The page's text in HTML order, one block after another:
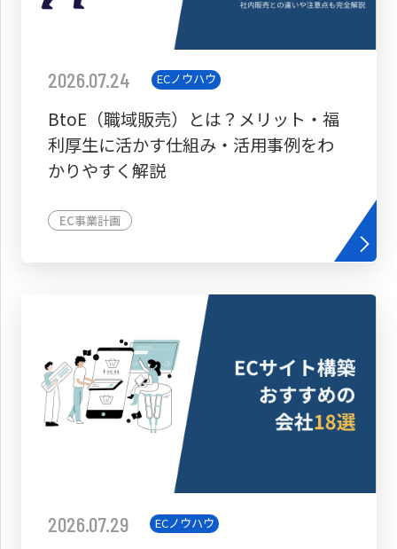
2026.07.24 ECノウハウ
BtoE（職域販売）とは？メリット・福
利厚生に活かす仕組み・活用事例をわ
かりやすく解説
EC事業計画
2026.07.29 ECノウハウ